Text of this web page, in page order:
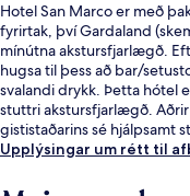
Hotel San Marco er með
fyrirtak, því Gardaland
mínútna akstursfjarlægð.
hugsa til þess að bar/
svalandi drykk. Þetta hótel
stuttri akstursfjarlægð.
gististaðarins sé hjálpsamt
Upplýsingar um rétt til